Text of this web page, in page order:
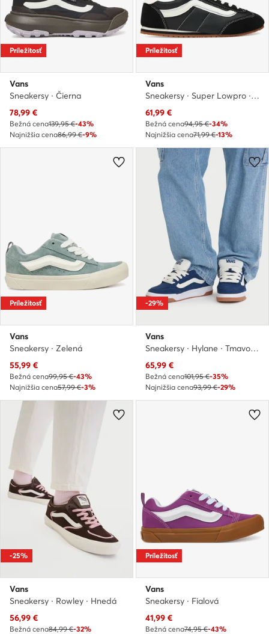
Príležitosť
Vans
Sneakersy · Čierna
Aktuálna cena
78,99 €
Bežná cena139,95 €-43%
Najnižšia cena86,99 €-9%
Príležitosť
Vans
Sneakersy · Super Lowpro · Čierna
Aktuálna cena
61,99 €
Bežná cena94,95 €-34%
Najnižšia cena71,99 €-13%
Príležitosť
Vans
Sneakersy · Zelená
Aktuálna cena
55,99 €
Bežná cena99,95 €-43%
Najnižšia cena57,99 €-3%
-29%
Vans
Sneakersy · Hylane · Tmavomodrá
Aktuálna cena
65,99 €
Bežná cena101,95 €-35%
Najnižšia cena93,99 €-29%
-25%
Vans
Sneakersy · Rowley · Hnedá
Aktuálna cena
56,99 €
Bežná cena84,99 €-32%
Príležitosť
Vans
Sneakersy · Fialová
Aktuálna cena
41,99 €
Bežná cena74,95 €-43%